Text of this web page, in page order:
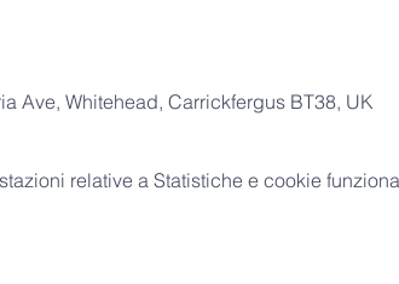
Ave, Whitehead, Carrickfergus BT38, UK
relative a Statistiche e cookie